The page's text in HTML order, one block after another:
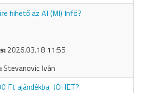
hihető az AI (MI) Infó?
2026.03.18 11:55
Stevanovic Iván
Ft ajándékba, JÖHET?